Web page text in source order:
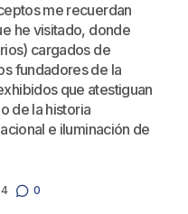
me recuerdan
he visitado, donde
cargados de
fundadores de la
que atestiguan
de la historia
e iluminación de
0